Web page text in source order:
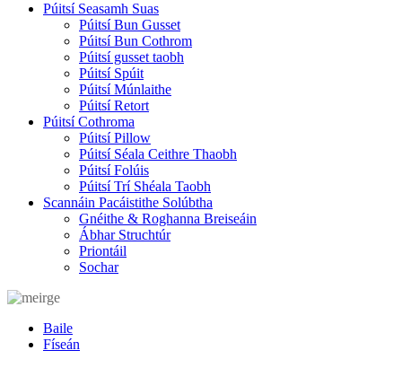
Púitsí Seasamh Suas
Púitsí Bun Gusset
Púitsí Bun Cothrom
Púitsí gusset taobh
Púitsí Spúit
Púitsí Múnlaithe
Púitsí Retort
Púitsí Cothroma
Púitsí Pillow
Púitsí Séala Ceithre Thaobh
Púitsí Folúis
Púitsí Trí Shéala Taobh
Scannáin Pacáistithe Solúbtha
Gnéithe & Roghanna Breiseáin
Ábhar Struchtúr
Priontáil
Sochar
Baile
Físeán